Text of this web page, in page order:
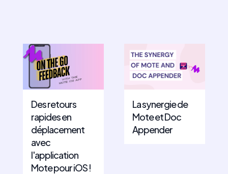
Des retours
rapides en
déplacement
avec
l'application
Mote pour iOS !
La synergie de
Mote et Doc
Appender